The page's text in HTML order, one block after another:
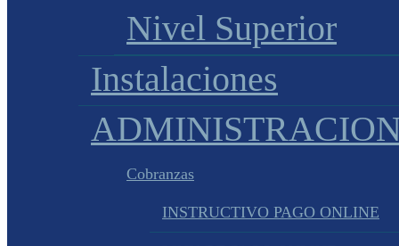
Nivel Superior
Instalaciones
Cobranzas
INSTRUCTIVO PAGO ONLINE